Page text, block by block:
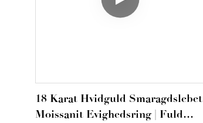
18 Karat Hvidguld Smaragdslebet
Moissanit Evighedsring | Fuld